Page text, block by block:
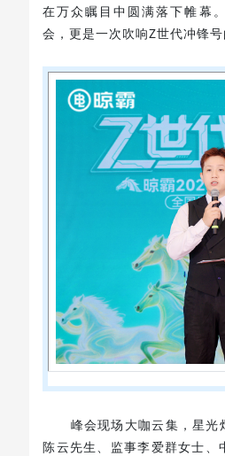
在万众瞩目中圆满落下帷幕
会，更是一次吹响Z世代冲锋号
峰会现场大咖云集，星光
陈云先生、监事李爱群女士、